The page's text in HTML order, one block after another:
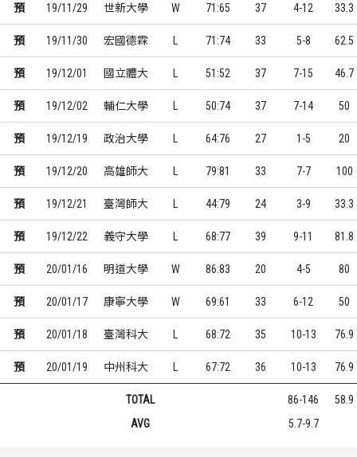
預 19/11/29 世新大學 W 71:65 37 4-12 33.3
預 19/11/30 宏國德霖 71:74 33 5-8 62.5
預 19/12/01 國立體大 51:52 37 7-15 46.7
預 19/12/02 輔仁大學 50:74 37 7-14 50
預 19/12/19 政治大學 64:76 27 1-5 20
預 19/12/20 高雄師大 79:81 33 7-7 100
預 19/12/21 臺灣師大 44:79 24 3-9 33.3
預 19/12/22 義守大學 68:77 39 9-11 81.8
預 20/01/16 明道大學 W 86:83 20 4-5 80
預 20/01/17 康寧大學 W 69:61 33 6-12 50
預 20/01/18 臺灣科大 68:72 35 10-13 76.9
預 20/01/19 中州科大 67:72 36 10-13 76.9
TOTAL 86-146
58.9
AVG
5.7-9.7